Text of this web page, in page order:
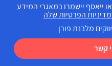
קשר
ייאסף יישמרו במאגרי המידע
הפרטיות שלה
מלבנת פורן